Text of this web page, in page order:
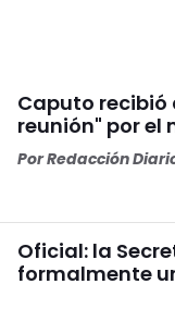
Caputo recibió
reunión" por el
PorRedacción
Oficial: la
formalmente